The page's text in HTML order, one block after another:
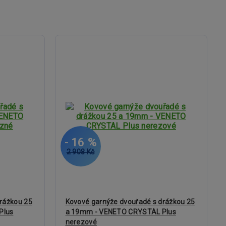
25
2 908 Kč
- 16 %
Kovové garnýže dvouřadé s drážkou 25
a 19mm - VENETO CRYSTAL Plus
nerezové